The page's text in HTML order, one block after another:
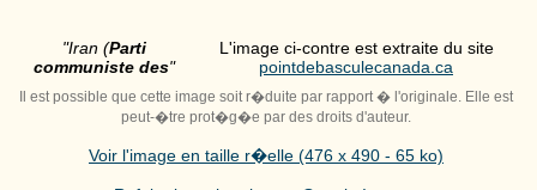
"Iran (Parti
communiste des"
L'image ci-contre est extraite du site
pointdebasculecanada.ca
Il est possible que cette image soit r�duite par rapport � l'originale. Elle est
peut-�tre prot�g�e par des droits d'auteur.
Voir l'image en taille r�elle (476 x 490 - 65 ko)